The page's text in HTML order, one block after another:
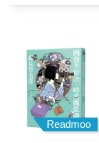
Readmoo